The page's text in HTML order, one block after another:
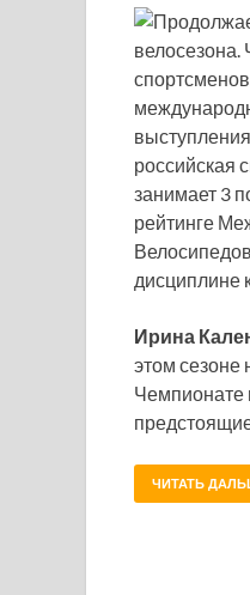
велосезона.
российская
занимает 3
рейтинге
дисциплине
Ирина
этом сезоне
Чемпионате
ЧИТАТЬ